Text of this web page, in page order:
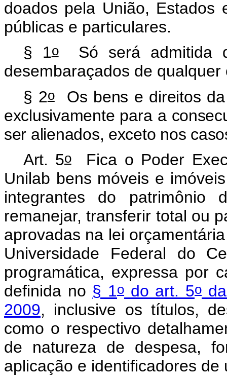
doados pela União, Estados
públicas e particulares.
§ 1oSó será admitida
desembaraçados de qualquer
§ 2o
Os bens e direitos
exclusivamente para a
ser alienados, exceto nos
Art. 5o
Fica o Poder
Unilab bens móveis e
integrantes do patrimônio
remanejar, transferir total ou
aprovadas na lei
Universidade Federal do
programática, expressa por
definida no § 1o do art. 5o
2009, inclusive os títulos,
como o respectivo
de natureza de despesa,
aplicação e identificadores